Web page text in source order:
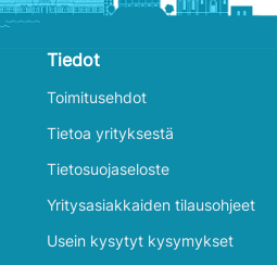
Tiedot
Toimitusehdot
Tietoa yrityksestä
Tietosuojaseloste
Yritysasiakkaiden tilausohjeet
Usein kysytyt kysymykset